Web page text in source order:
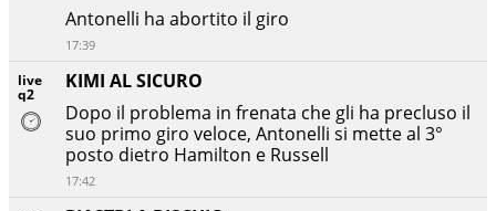
live
q2
KIMI AL SICURO
Dopo il problema in frenata che gli ha precluso il
suo primo giro veloce, Antonelli si mette al 3°
posto dietro Hamilton e Russell
17:42
Antonelli ha abortito il giro
17:39